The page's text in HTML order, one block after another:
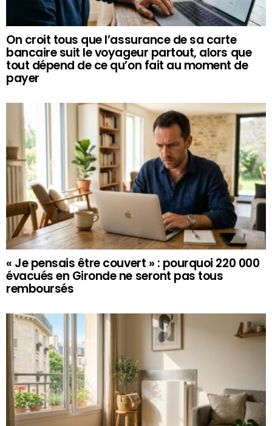
On croit tous que l’assurance de sa carte
bancaire suit le voyageur partout, alors que
tout dépend de ce qu’on fait au moment de
payer
« Je pensais être couvert » : pourquoi 220 000
évacués en Gironde ne seront pas tous
remboursés